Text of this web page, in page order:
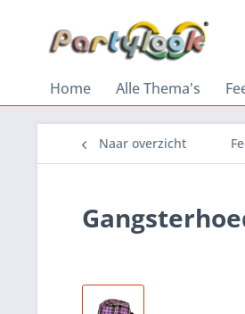
Home Alle Thema's
Naar overzicht